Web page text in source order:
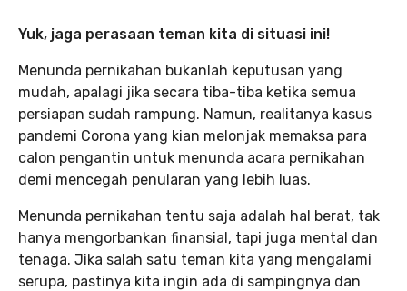
Yuk, jaga perasaan teman kita di situasi ini!
Menunda pernikahan bukanlah keputusan yang
mudah, apalagi jika secara tiba-tiba ketika semua
persiapan sudah rampung. Namun, realitanya kasus
pandemi Corona yang kian melonjak memaksa para
calon pengantin untuk menunda acara pernikahan
demi mencegah penularan yang lebih luas.
Menunda pernikahan tentu saja adalah hal berat, tak
hanya mengorbankan finansial, tapi juga mental dan
tenaga. Jika salah satu teman kita yang mengalami
serupa, pastinya kita ingin ada di sampingnya dan